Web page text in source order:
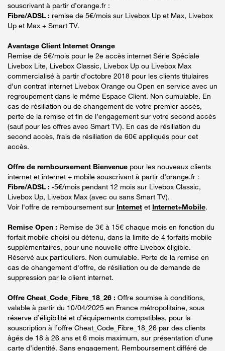
souscrivant à partir d’orange.fr :
Fibre/ADSL : remise de 5€/mois sur Livebox Up et Max, Livebox
Up et Max + Smart TV.
Avantage Client Internet Orange
Remise de 5€/mois pour le 2e accès internet Série Spéciale
Livebox Lite, Livebox Classic, Livebox Up ou Livebox Max
commercialisé à partir d’octobre 2018 pour les clients titulaires
d’un contrat internet Livebox Orange ou Open en service avec un
regroupement dans le même Espace Client. Non cumulable. En
cas de résiliation ou de changement de votre premier accès,
perte de la remise et fin de l’engagement sur votre second accès
(sauf pour les offres avec Smart TV). En cas de résiliation du
second accès, frais de résiliation de 60€ appliqués pour cet
accès.
Offre de remboursement Bienvenue pour les nouveaux clients
internet et internet + mobile souscrivant à partir d’orange.fr :
Fibre/ADSL : -5€/mois pendant 12 mois sur Livebox Classic,
Livebox Up, Livebox Max (avec ou sans Smart TV).
Voir l'offre de remboursement sur Internet et Internet+Mobile.
Remise Open : Remise de 3€ à 15€ chaque mois en fonction du
forfait mobile choisi ou détenu, dans la limite de 4 forfaits mobile
supplémentaires, pour une nouvelle offre Livebox éligible.
Réservé aux particuliers. Non cumulable. Perte de la remise en
cas de changement d'offre, de résiliation ou de demande de
suppression par le client internet.
Offre Cheat_Code_Fibre_18_26 : Offre soumise à conditions,
valable à partir du 10/04/2025 en France métropolitaine, sous
réserve d’éligibilité et d’équipements compatibles, pour la
souscription à l’offre Cheat_Code_Fibre_18_26 par des clients
âgés de 18 à 26 ans et 6 mois maximum, sur présentation d’une
carte d’identité. Sans engagement. Remboursement différé de